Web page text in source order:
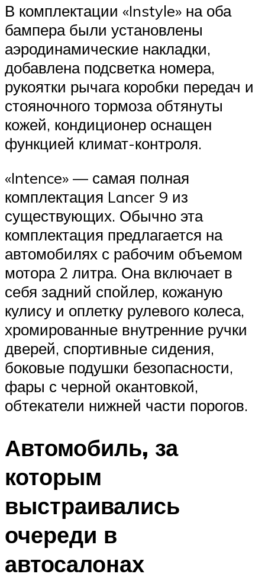
В комплектации «Instyle» на оба
бампера были установлены
аэродинамические накладки,
добавлена подсветка номера,
рукоятки рычага коробки передач и
стояночного тормоза обтянуты
кожей, кондиционер оснащен
функцией климат-контроля.
«Intence» — самая полная
комплектация Lancer 9 из
существующих. Обычно эта
комплектация предлагается на
автомобилях с рабочим объемом
мотора 2 литра. Она включает в
себя задний спойлер, кожаную
кулису и оплетку рулевого колеса,
хромированные внутренние ручки
дверей, спортивные сидения,
боковые подушки безопасности,
фары с черной окантовкой,
обтекатели нижней части порогов.
Автомобиль, за
которым
выстраивались
очереди в
автосалонах